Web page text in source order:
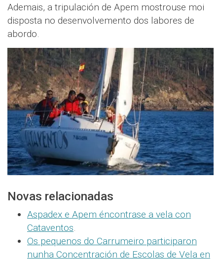
Ademais, a tripulación de Apem mostrouse moi
disposta no desenvolvemento dos labores de
abordo.
Novas relacionadas
Aspadex e Apem éncontrase a vela con
Cataventos
Os pequenos do Carrumeiro participaron
nunha Concentración de Escolas de Vela en